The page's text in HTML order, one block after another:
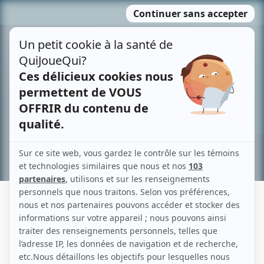
MENU
contenu
Recherche avancée »
PIERRE MONDOR
Liens
Fiche de Pierre Mondor sur Showbizz.net